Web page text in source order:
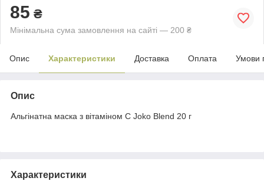
85 ₴
Мінімальна сума замовлення на сайті — 200 ₴
Опис Характеристики Доставка Оплата Умови
Опис
Альгінатна маска з вітаміном С Joko Blend 20 г
Характеристики